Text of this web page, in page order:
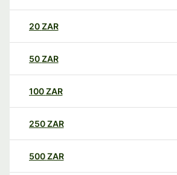
20ZAR
50ZAR
100ZAR
250ZAR
500ZAR